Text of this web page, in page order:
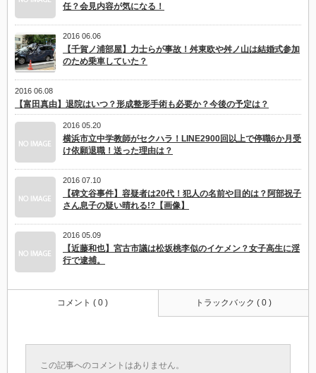
任？会見内容が気になる！
2016 06.06
【千賀ノ浦部屋】力士らが事故！舛東欧や舛ノ山は結婚式参加
のため乗車していた？
2016 06.08
【富田真由】退院はいつ？形成整形手術も必要か？今後の予定は？
2016 05.20
横浜市立中学教師がセクハラ！LINE2900回以上で停職6か月受
け依願退職！送った理由は？
2016 07.10
【碑文谷事件】容疑者は20代！犯人の名前や目的は？阿部祝子
さん息子の疑い晴れる!?【画像】
2016 05.09
【近藤和也】宮古市議は松坂桃李似のイケメン？女子高生に淫
行で逮捕。
コメント ( 0 ) トラックバック ( 0 )
この記事へのコメントはありません。